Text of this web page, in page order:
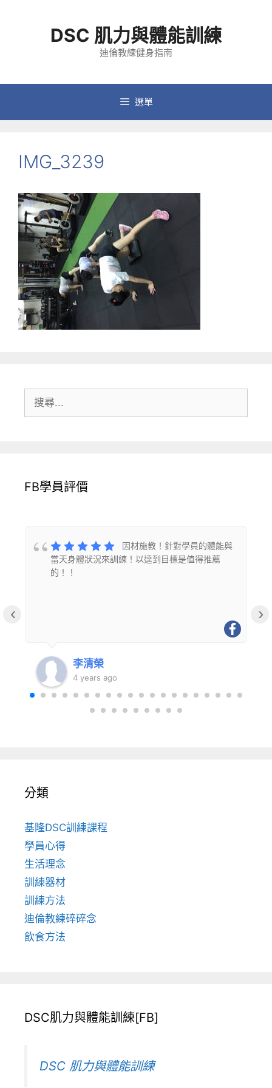
容
DSC 肌力與體能訓練
迪倫教練健身指南
選單
IMG_3239
尋:
FB學員評價
因材施教！針對學員的體能與
當天身體狀況來訓練！以達到目標是值得推薦
的！！
李清榮
4 years ago
‹ ›
分類
基隆DSC訓練課程
學員心得
生活理念
訓練器材
訓練方法
迪倫教練碎碎念
飲食方法
DSC肌力與體能訓練[FB]
DSC 肌力與體能訓練